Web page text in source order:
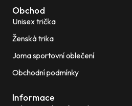
Obchod
Unisex trička
Ženská trika
Joma sportovní oblečení
Obchodní podmínky
Informace